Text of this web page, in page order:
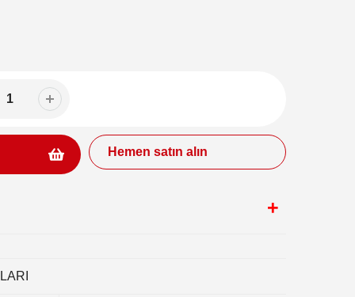
Hemen satın alın